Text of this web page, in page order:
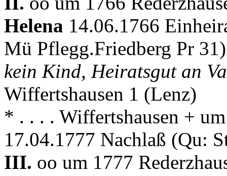
Helena 14.06.1766
Mü Pflegg.Friedberg Pr 31)
kein Kind, Heiratsgut an
Wiffertshausen 1 (Lenz)
* . . . . Wiffertshausen +
17.04.1777 Nachlaß (Qu:
III. oo um 1777